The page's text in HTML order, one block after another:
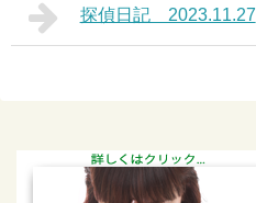
探偵日記 2023.11.27